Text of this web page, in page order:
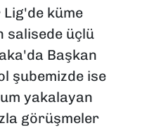
Lig'de küme
salisede üçlü
Başkan
şubemizde ise
yakalayan
görüşmeler